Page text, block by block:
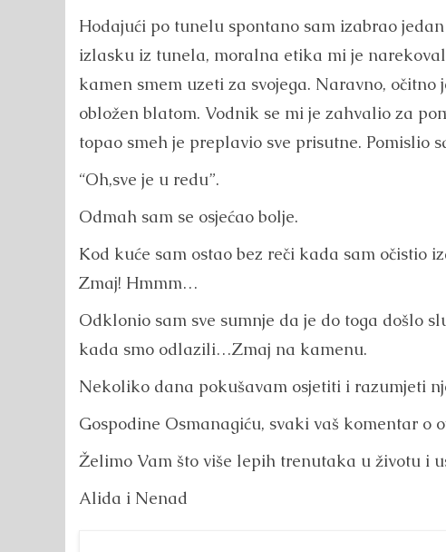
Hodajući po tunelu spontano sam izabrao
izlasku iz tunela, moralna etika mi je
kamen smem uzeti za svojega. Naravno,
obložen blatom. Vodnik se mi je zahvalio za
topao smeh je preplavio sve prisutne. Pomislio
“Oh,sve je u redu”.
Odmah sam se osjećao bolje.
Kod kuće sam ostao bez reči kada sam očistio
Zmaj! Hmmm…
Odklonio sam sve sumnje da je do toga došlo
kada smo odlazili…Zmaj na kamenu.
Nekoliko dana pokušavam osjetiti i razumjeti
Gospodine Osmanagiću, svaki vaš komentar o
Želimo Vam što više lepih trenutaka u životu i
Alida i Nenad